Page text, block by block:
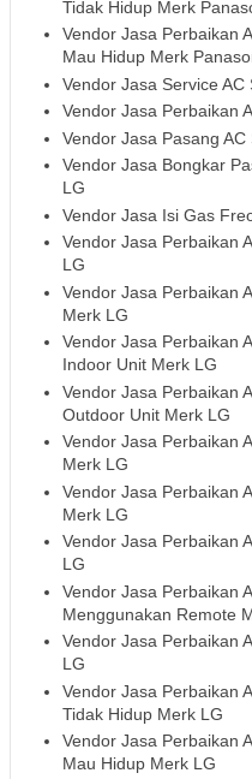
Tidak Hidup Merk
Vendor Jasa Perbaikan
Mau Hidup Merk
Vendor Jasa Service AC
Vendor Jasa Perbaikan
Vendor Jasa Pasang
Vendor Jasa Bongkar
LG
Vendor Jasa Isi Gas
Vendor Jasa Perbaikan
LG
Vendor Jasa Perbaikan
Merk LG
Vendor Jasa Perbaikan
Indoor Unit Merk LG
Vendor Jasa Perbaikan
Outdoor Unit Merk LG
Vendor Jasa Perbaikan
Merk LG
Vendor Jasa Perbaikan
Merk LG
Vendor Jasa Perbaikan
LG
Vendor Jasa Perbaikan
Menggunakan Remote
Vendor Jasa Perbaikan
LG
Vendor Jasa Perbaikan
Tidak Hidup Merk LG
Vendor Jasa Perbaikan
Mau Hidup Merk LG